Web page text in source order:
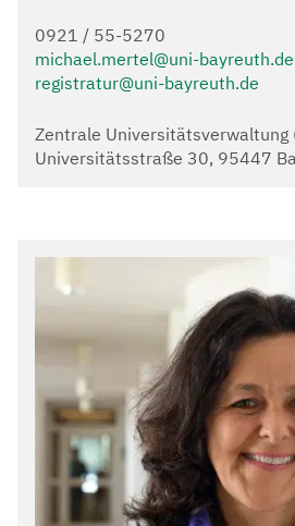
0921 / 55-5270
michael.mertel@uni-bayreuth.de
registratur@uni-bayreuth.de
Zentrale Universitätsverwaltung
Universitätsstraße 30, 95447